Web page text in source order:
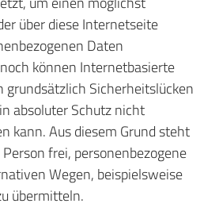
über diese Internetseite
Daten
können Internetbasierte
grundsätzlich Sicherheitslücken
absoluter Schutz nicht
kann. Aus diesem Grund steht
frei, personenbezogene
Wegen, beispielsweise
übermitteln.